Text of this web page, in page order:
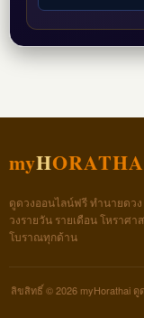
myH
ดูดวงออนไลน์ฟรี ทำนายดว
วงรายวัน รายเดือน โหราศ
โบราณทุกด้าน
ลิขสิทธิ์ © 2026 myHorathai